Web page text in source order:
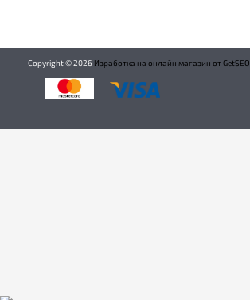
Copyright ©2026 Изработка на онлайн магазин от GetSEO